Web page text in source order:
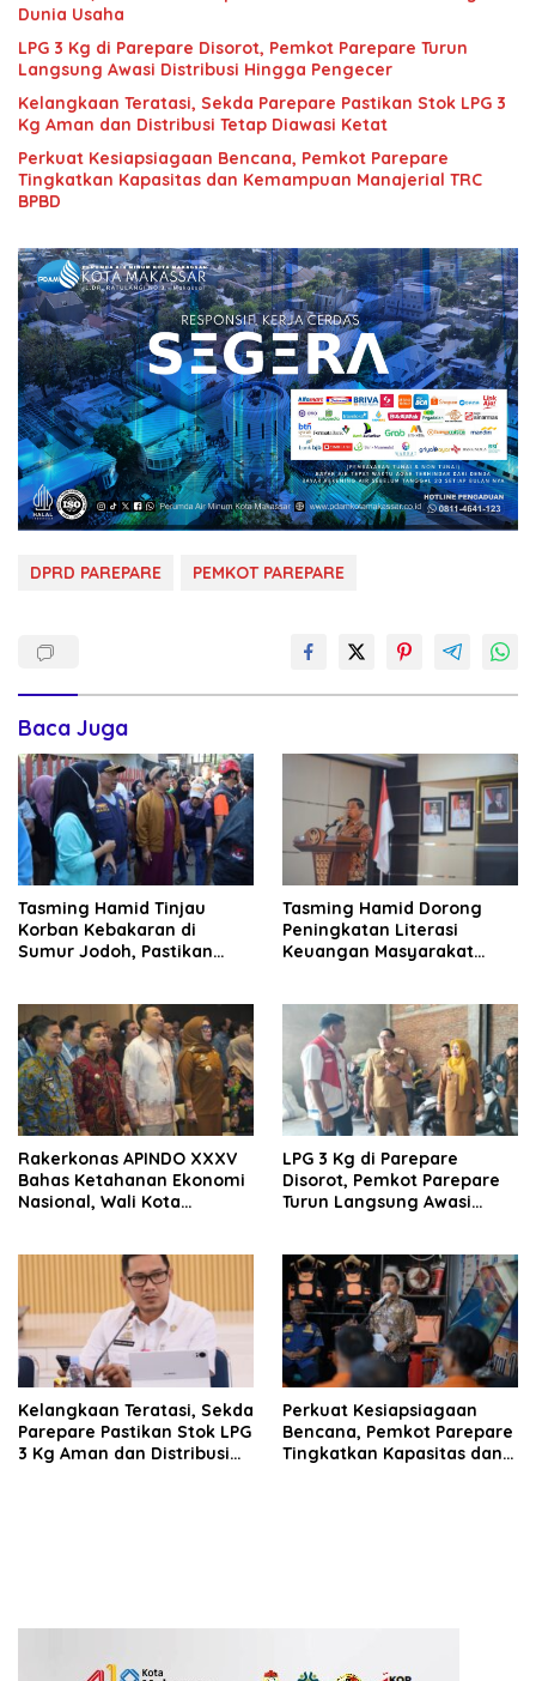
Dunia Usaha
LPG 3 Kg di Parepare Disorot, Pemkot Parepare Turun
Langsung Awasi Distribusi Hingga Pengecer
Kelangkaan Teratasi, Sekda Parepare Pastikan Stok LPG 3
Kg Aman dan Distribusi Tetap Diawasi Ketat
Perkuat Kesiapsiagaan Bencana, Pemkot Parepare
Tingkatkan Kapasitas dan Kemampuan Manajerial TRC
BPBD
DPRD PAREPARE PEMKOT PAREPARE
Baca Juga
Tasming Hamid Tinjau
Korban Kebakaran di
Sumur Jodoh, Pastikan
Tasming Hamid Dorong
Peningkatan Literasi
Keuangan Masyarakat
Rakerkonas APINDO XXXV
Bahas Ketahanan Ekonomi
Nasional, Wali Kota
LPG 3 Kg di Parepare
Disorot, Pemkot Parepare
Turun Langsung Awasi
Kelangkaan Teratasi, Sekda
Parepare Pastikan Stok LPG
3 Kg Aman dan Distribusi
Perkuat Kesiapsiagaan
Bencana, Pemkot Parepare
Tingkatkan Kapasitas dan